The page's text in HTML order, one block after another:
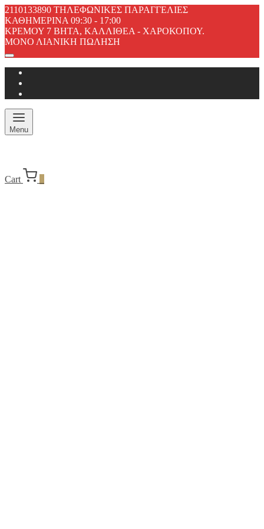
2110133890 ΤΗΛΕΦΩΝΙΚΕΣ ΠΑΡΑΓΓΕΛΙΕΣ
ΚΑΘΗΜΕΡΙΝΑ 09:30 - 17:00
ΚΡΕΜΟΥ 7 ΒΗΤΑ, ΚΑΛΛΙΘΕΑ - ΧΑΡΟΚΟΠΟΥ.
ΜΟΝΟ ΛΙΑΝΙΚΗ ΠΩΛΗΣΗ
Menu
Cart